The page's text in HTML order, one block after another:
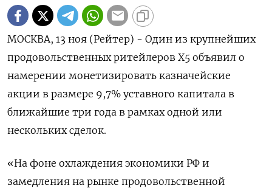
МОСКВА, 13 ноя (Рейтер) - Один из крупнейших
продовольственных ритейлеров X5 объявил о
намерении монетизировать казначейские
акции в размере 9,7% уставного капитала в
ближайшие три года в рамках одной или
нескольких сделок.
«На фоне охлаждения экономики РФ и
замедления на рынке продовольственной